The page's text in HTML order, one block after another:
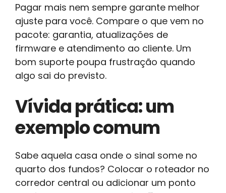
Pagar mais nem sempre garante melhor
ajuste para você. Compare o que vem no
pacote: garantia, atualizações de
firmware e atendimento ao cliente. Um
bom suporte poupa frustração quando
algo sai do previsto.
Vívida prática: um
exemplo comum
Sabe aquela casa onde o sinal some no
quarto dos fundos? Colocar o roteador no
corredor central ou adicionar um ponto